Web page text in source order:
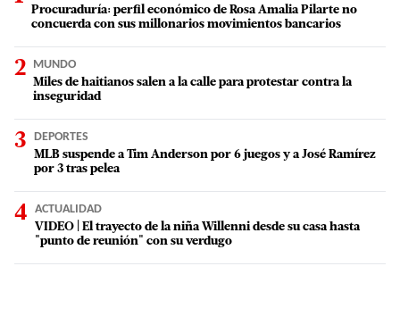
Procuraduría: perfil económico de Rosa Amalia Pilarte no
concuerda con sus millonarios movimientos bancarios
MUNDO
Miles de haitianos salen a la calle para protestar contra la
inseguridad
DEPORTES
MLB suspende a Tim Anderson por 6 juegos y a José Ramírez
por 3 tras pelea
ACTUALIDAD
VIDEO | El trayecto de la niña Willenni desde su casa hasta
"punto de reunión" con su verdugo